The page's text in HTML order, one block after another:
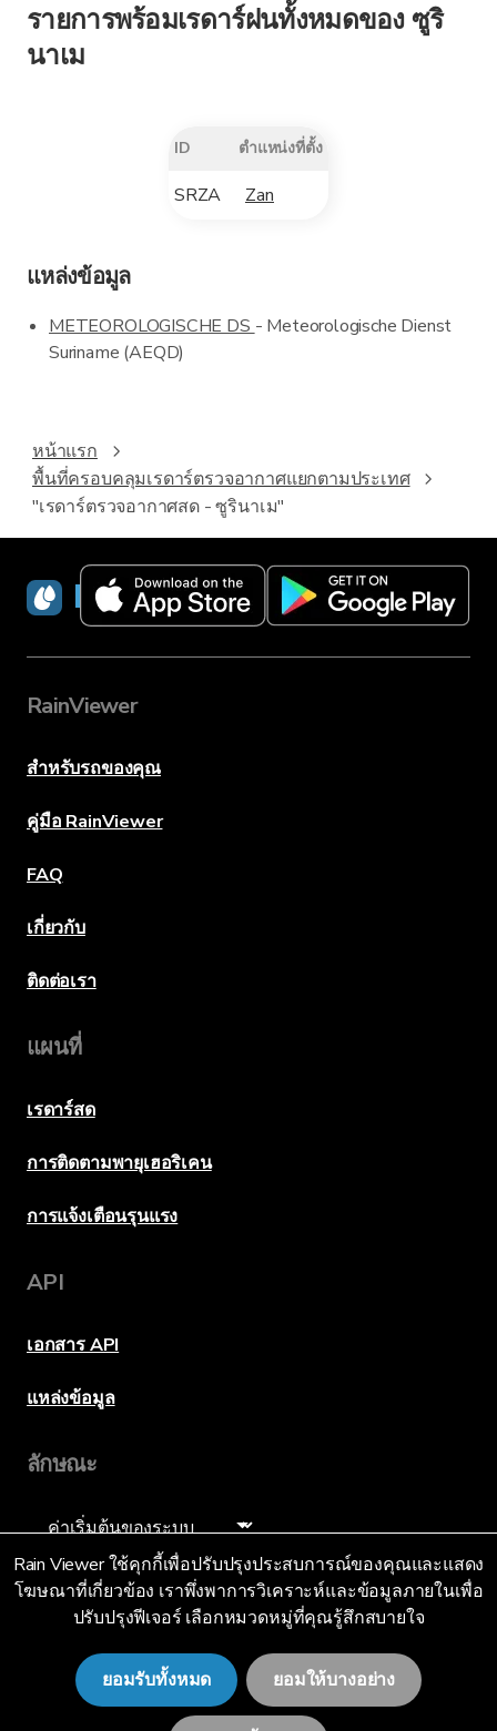
รายการพร้อมเรดาร์ฝนทั้งหมดของ ซูริ
นาเม
ID ตำแหน่งที่ตั้ง
SRZA Zan
แหล่งข้อมูล
METEOROLOGISCHE DS - Meteorologische Dienst
Suriname (AEQD)
Rain Viewer ใช้คุกกี้เพื่อปรับปรุงประสบการณ์ของคุณและแสดง
โฆษณาที่เกี่ยวข้อง เราพึ่งพาการวิเคราะห์และข้อมูลภายในเพื่อ
ปรับปรุงฟีเจอร์ เลือกหมวดหมู่ที่คุณรู้สึกสบายใจ
ยอมรับทั้งหมด ยอมให้บางอย่าง
หน้าแรก
พื้นที่ครอบคลุมเรดาร์ตรวจอากาศแยกตามประเทศ
"เรดาร์ตรวจอากาศสด - ซูรินาเม"
RainViewer
RainViewer
สำหรับรถของคุณ
คู่มือ RainViewer
FAQ
เกี่ยวกับ
ติดต่อเรา
แผนที่
เรดาร์สด
การติดตามพายุเฮอริเคน
การแจ้งเตือนรุนแรง
API
เอกสาร API
แหล่งข้อมูล
ลักษณะ
ภาษา
แบบไทย (TH)